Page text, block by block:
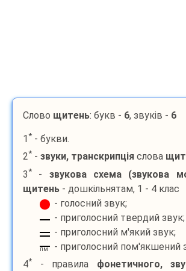
Слово щитень: букв - 6, звуків - 6
1 * - букви.
2* - звуки, транскрипція слова
3* - звукова схема (звукова
щитень - дошкільнятам, 1 - 4 клас
- голосний звук;
- приголосний твердий звук;
- приголосний м'який звук;
пм
- приголосний пом'якшений
4* - правила фонетичного,